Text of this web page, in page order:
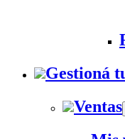
Gestioná
Ventas